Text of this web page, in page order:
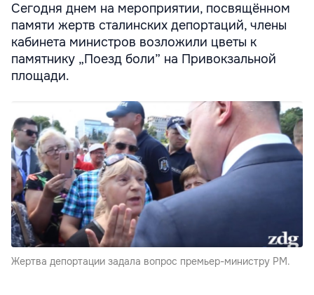
Сегодня днем на мероприятии, посвящённом
памяти жертв сталинских депортаций, члены
кабинета министров возложили цветы к
памятнику „Поезд боли” на Привокзальной
площади.
Жертва депортации задала вопрос премьер-министру РМ.